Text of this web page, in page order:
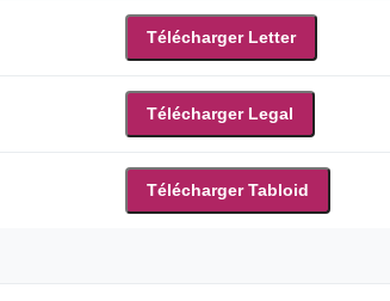
Télécharger Letter
Télécharger Legal
Télécharger Tabloid